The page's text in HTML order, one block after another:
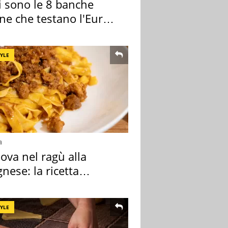
sono le 8 banche
che testano l'Euro
nel ragù alla
la ricetta